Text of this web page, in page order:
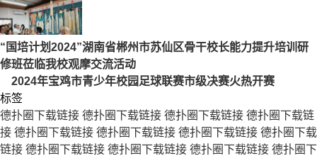
“国培计划2024”湖南省郴州市苏仙区骨干校长能力提升培训研
修班莅临我校观摩交流活动
2024年宝鸡市青少年校园足球联赛市级决赛火热开赛
标签
德扑圈下载链接 德扑圈下载链接 德扑圈下载链接 德扑圈下载链
接 德扑圈下载链接 德扑圈下载链接 德扑圈下载链接 德扑圈下载
链接 德扑圈下载链接 德扑圈下载链接 德扑圈下载链接 德扑圈下